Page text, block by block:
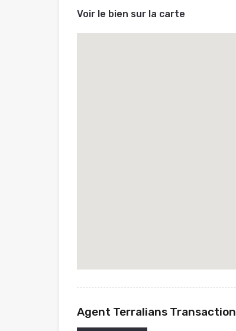
Voir le bien sur la carte
Agent Terralians Transaction